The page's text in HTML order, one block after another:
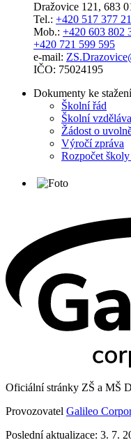
Dražovice 121, 683
Tel.: +420 517 377
Mob.: +420 603 802
+420 721 599 595
e-mail:
IČO: 75024195
Dokumenty ke stažení
Školní řád
Školní
Žádost o
Výročí zpráva
Rozpočet
Oficiální stránky ZŠ a MŠ
Provozovatel Galileo
Poslední aktualizace: 3. 7.